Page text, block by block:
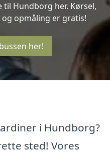
Hundborg her. Kørsel,
opmåling er gratis!
her!
i Hundborg?
sted! Vores